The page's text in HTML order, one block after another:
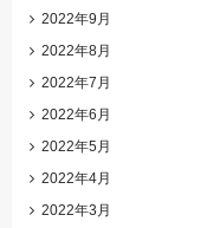
2022年9月
2022年8月
2022年7月
2022年6月
2022年5月
2022年4月
2022年3月